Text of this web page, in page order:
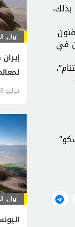
في إيران,
يوليو 28, 2026
إيران,